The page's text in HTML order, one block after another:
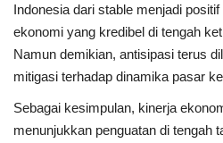
Indonesia dari stable menjadi
ekonomi yang kredibel di tengah
Namun demikian, antisipasi terus
mitigasi terhadap dinamika pasar
Sebagai kesimpulan, kinerja
menunjukkan penguatan di tengah